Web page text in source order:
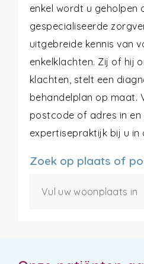
enkel wordt u geholpen
gespecialiseerde
uitgebreide kennis van
enkelklachten. Zij of hij
klachten, stelt een
behandelplan op maat.
postcode of adres in en
expertisepraktijk bij u in
Zoek op plaats of